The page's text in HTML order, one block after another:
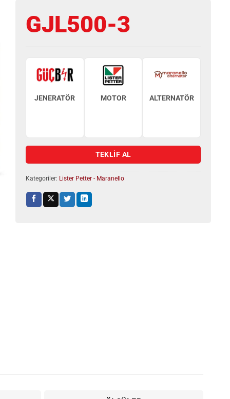
GJL500-3
JENERATÖR MOTOR ALTERNATÖR
TEKLİF AL
Kategoriler: Lister Petter - Maranello